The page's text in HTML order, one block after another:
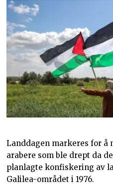
Landdagen markeres for å
arabere som ble drept da
planlagte konfiskering av
Galilea-området i 1976.